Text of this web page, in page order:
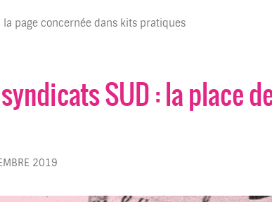
page concernée dans kits pratiques
SUD : la place
2019